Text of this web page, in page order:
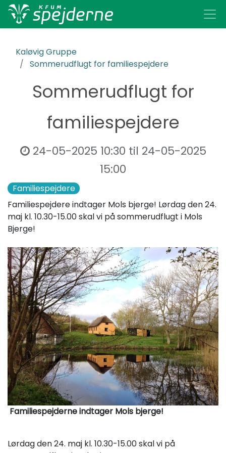
Kaløvig Gruppe
Sommerudflugt for familiespejdere
Sommerudflugt for
familiespejdere
24-05-2025 10:30 til 24-05-2025
15:00
Familiespejdere
Familiespejdere indtager Mols bjerge! Lørdag den 24.
maj kl. 10.30-15.00 skal vi på sommerudflugt i Mols
Bjerge!
Familiespejderne indtager Mols bjerge!
Lørdag den 24. maj kl. 10.30-15.00 skal vi på